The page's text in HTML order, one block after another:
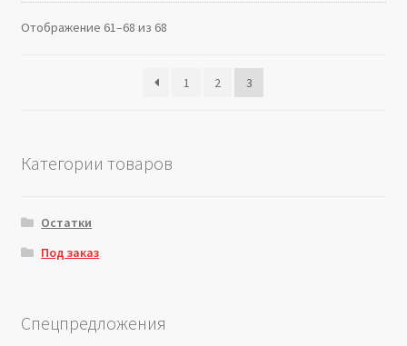
Отображение 61–68 из 68
1 2 3
Категории товаров
Остатки
Под заказ
Спецпредложения